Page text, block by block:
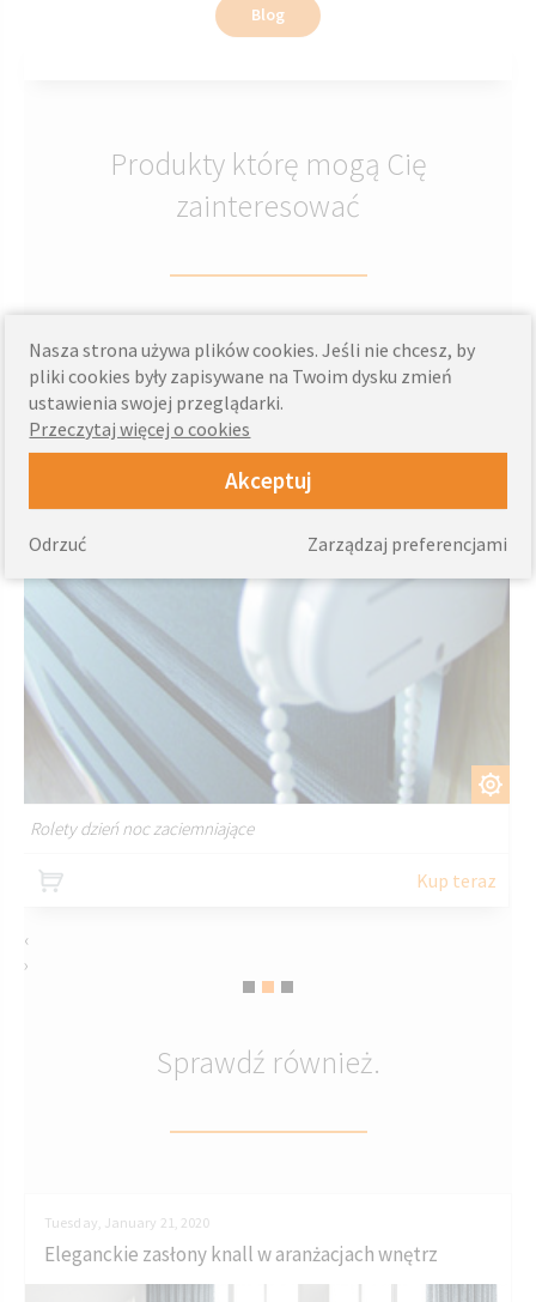
Blog
Produkty którę mogą Cię
zainteresować
DOSTOSUJ
Rolety dzień noc zaciemniające
Rolety dzień noc zaciemniające
Kup teraz
‹
›
Sprawdź również.
Tuesday, January 21, 2020
Eleganckie zasłony knall w aranżacjach wnętrz
Nasza strona używa plików cookies. Jeśli nie chcesz, by
pliki cookies były zapisywane na Twoim dysku zmień
ustawienia swojej przeglądarki.
Przeczytaj więcej o cookies
Akceptuj
Zarządzaj preferencjami
Odrzuć